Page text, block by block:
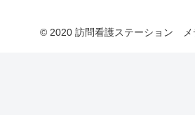
© 2020 訪問看護ステーション